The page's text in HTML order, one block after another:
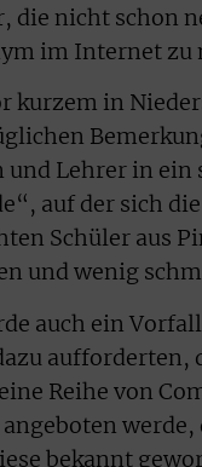
die nicht schon
im Internet zu
kurzem in
Lehrer in ein
auf der sich
Schüler aus
und wenig
auch ein
aufforderten,
Reihe von
werde,
bekannt